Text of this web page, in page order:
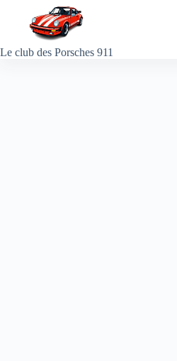
contenu
Le club des Porsches 911